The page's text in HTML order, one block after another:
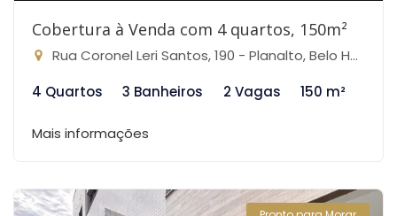
Cobertura à Venda com 4 quartos, 150m²
Rua Coronel Leri Santos, 190 - Planalto, Belo Horizonte-MG
4 Quartos
3 Banheiros 2 Vagas 150 m²
Mais informações